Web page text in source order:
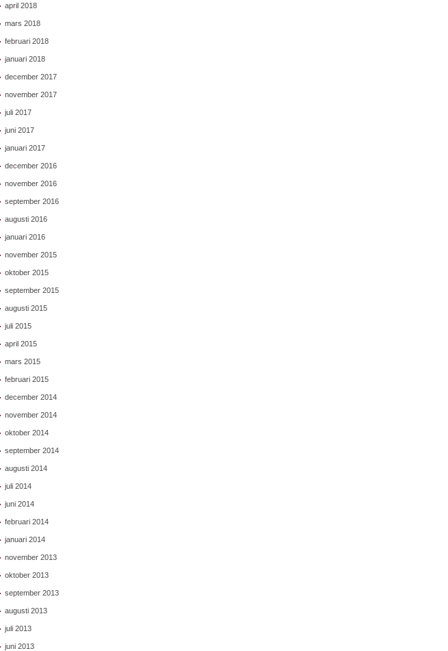
april 2018
mars 2018
februari 2018
januari 2018
december 2017
november 2017
juli 2017
juni 2017
januari 2017
december 2016
november 2016
september 2016
augusti 2016
januari 2016
november 2015
oktober 2015
september 2015
augusti 2015
juli 2015
april 2015
mars 2015
februari 2015
december 2014
november 2014
oktober 2014
september 2014
augusti 2014
juli 2014
juni 2014
februari 2014
januari 2014
november 2013
oktober 2013
september 2013
augusti 2013
juli 2013
juni 2013